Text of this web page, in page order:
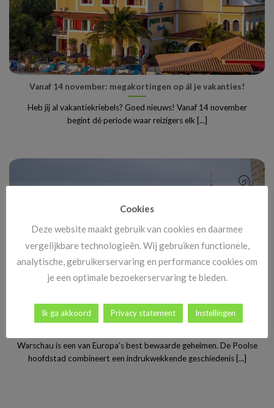
Vanaf 14 november: megakortingen op ál je vakanties!
Heb jij al vakantiekriebels? Goed nieuws! Vanaf 14 november
begint dé periode waar reizigers elk [...]
Stedentrip Warschau: ontdek de verrassende charme van
Polen’s bruisende hoofdstad
Warschau is een van Europa’s best bewaarde geheimen. De Poolse
hoofdstad combineert een indrukwekkende geschiedenis [...]
Cookies
Deze website maakt gebruik van cookies en daarmee
vergelijkbare technologieën. Wij gebruiken functionele,
analytische, gebruikerservaring en performance cookies om
je een optimale bezoekerservaring te bieden.
Ik ga akkoord Privacy statement Instellingen